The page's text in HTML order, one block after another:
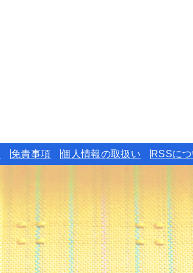
免責事項 個人情報の取扱い RSSに